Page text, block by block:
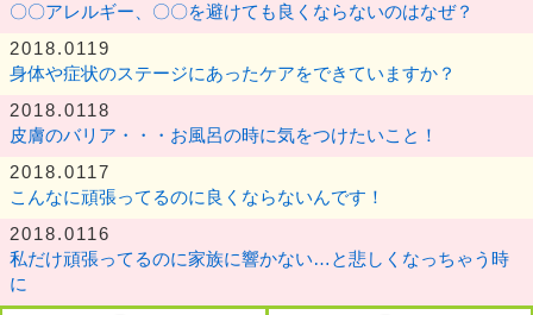
〇〇アレルギー、〇〇を避けても良くならないのはなぜ？
2018.0119
身体や症状のステージにあったケアをできていますか？
2018.0118
皮膚のバリア・・・お風呂の時に気をつけたいこと！
2018.0117
こんなに頑張ってるのに良くならないんです！
2018.0116
私だけ頑張ってるのに家族に響かない…と悲しくなっちゃう時
に